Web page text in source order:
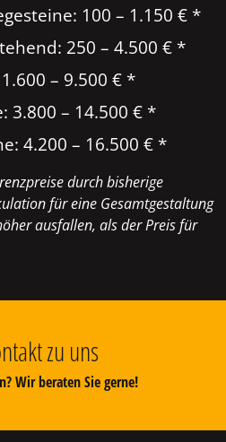
100 – 1.150 € *
250 – 4.500 € *
– 9.500 € *
3.800 – 14.500 € *
4.200 – 16.500 € *
durch bisherige
für eine Gesamtgestaltung
ausfallen, als der Preis für
zu uns
Wir beraten Sie gerne!